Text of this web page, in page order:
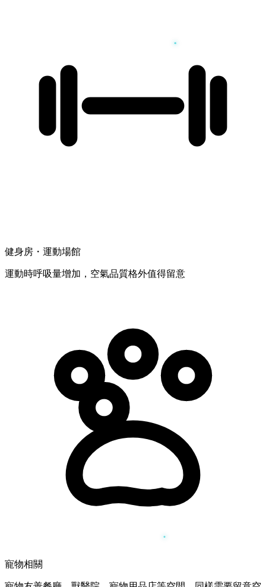
健身房・運動場館
運動時呼吸量增加，空氣品質格外值得留意
寵物相關